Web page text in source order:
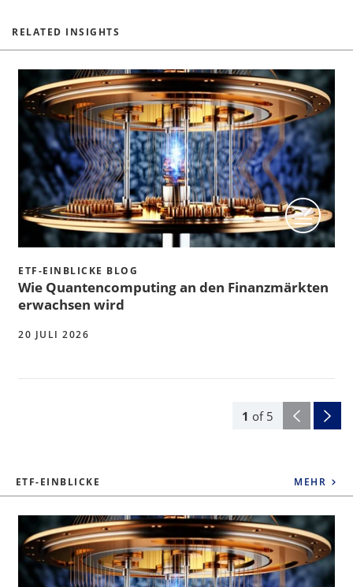
RELATED INSIGHTS
1 of 5
ETF-EINBLICKE BLOG
Wie Quantencomputing an den Finanzmärkten
erwachsen wird
20 JULI 2026
ETF-EINBLICKE MEHR